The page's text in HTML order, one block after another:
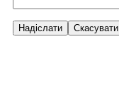
Надіслати Скасувати